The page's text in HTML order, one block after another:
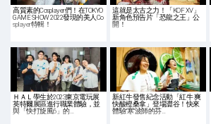
高質素的Cosplayer們！在TOKYO
GAME SHOW 2022發現的美人Co
splayer特輯！
這就是太古之力！「KOF XV」
新角色預告片「恐龍之王」公
開！
ＨＡＬ學生於2023東京電玩展
英特爾展區進行職業體驗，並
與「快打旋風6」的…
新紅牛發售紀念活動「紅牛 爽
快酸橙桑拿」登場澀谷！快來
體驗“寒”波師的芬…